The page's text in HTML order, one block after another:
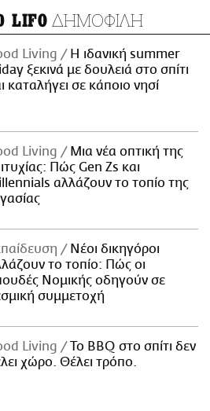
LIFO ΔΗΜΟΦΙΛΗ
Living
Η ιδανική summer
ξεκινά με δουλειά στο σπίτι
καταλήγει σε κάποιο νησί
Living
Μια νέα οπτική της
Πώς Gen Zs και
αλλάζουν το τοπίο της
Νέοι δικηγόροι
το τοπίο: Πώς οι
Νομικής οδηγούν σε
συμμετοχή
Living
Το BBQ στο σπίτι δεν
χώρο. Θέλει τρόπο.